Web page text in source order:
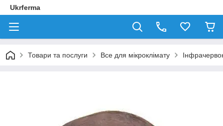
Ukrferma
Товари та послуги Все для мікроклімату